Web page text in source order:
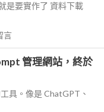
是要實作了 資料下載
言
管理網站，終於
具。像是 ChatGPT、